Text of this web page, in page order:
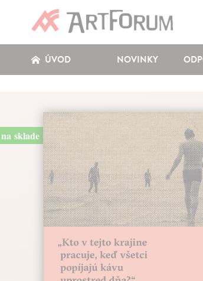
ÚVOD NOVINKY
na sklade